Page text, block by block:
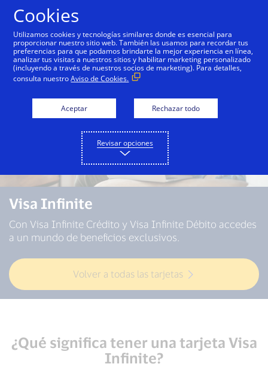
Visa Infinite
Con Visa Infinite Crédito y Visa Infinite Débito accedes
a un mundo de beneficios exclusivos.
Volver a todas las tarjetas
¿Qué significa tener una tarjeta Visa
Infinite?
Cookies
Utilizamos cookies y tecnologías similares donde es esencial para
proporcionar nuestro sitio web. También las usamos para recordar tus
preferencias para que podamos brindarte la mejor experiencia en línea,
analizar tus visitas a nuestros sitios y habilitar marketing personalizado
(incluyendo a través de nuestros socios de marketing). Para detalles,
consulta nuestroAviso de Cookies.
Aceptar Rechazar todo
Revisar opciones